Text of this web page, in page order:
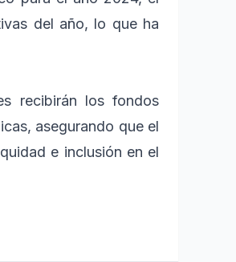
del año, lo que ha
recibirán los fondos
asegurando que el
e inclusión en el